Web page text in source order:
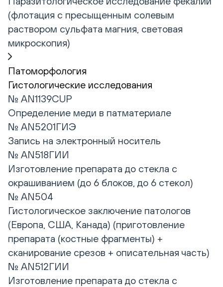
(флотация с пресыщенным солевым
раствором сульфата магния, световая
микроскопия)
Патоморфология
Гистологические исследования
№ AN1139CUP
Определение меди в патматериале
№ AN5201ГИЭ
Запись на электронный носитель
№ AN518ГИИ
Изготовление препарата до стекла с
окрашиванием (до 6 блоков, до 6 стекол)
№ AN504
Гистологическое заключение патологов
(Европа, США, Канада) (приготовление
препарата (костные фрагменты) +
сканирование срезов + описательная часть)
№ AN512ГИИ
Изготовление препарата до стекла с